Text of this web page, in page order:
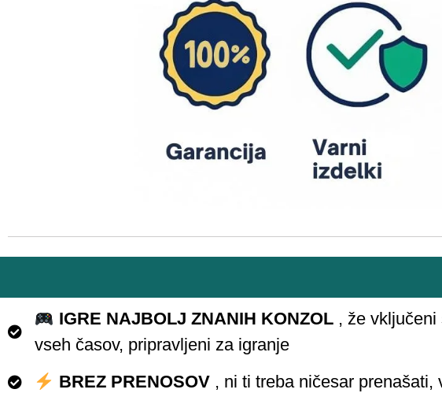
IGRE NAJBOLJ ZNANIH KONZOL, že vključeni
vseh časov, pripravljeni za igranje
BREZ PRENOSOV, ni ti treba ničesar prenašati,